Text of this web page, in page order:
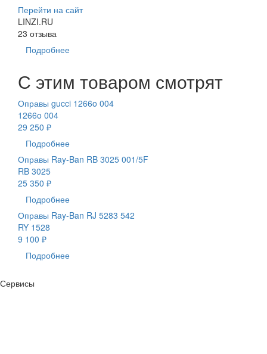
Перейти на сайт
LINZI.RU
23 отзыва
Подробнее
С этим товаром смотрят
Оправы gucci 1266o 004
1266o 004
29 250 ₽
Подробнее
Оправы Ray-Ban RB 3025 001/5F
RB 3025
25 350 ₽
Подробнее
Оправы Ray-Ban RJ 5283 542
RY 1528
9 100 ₽
Подробнее
Сервисы